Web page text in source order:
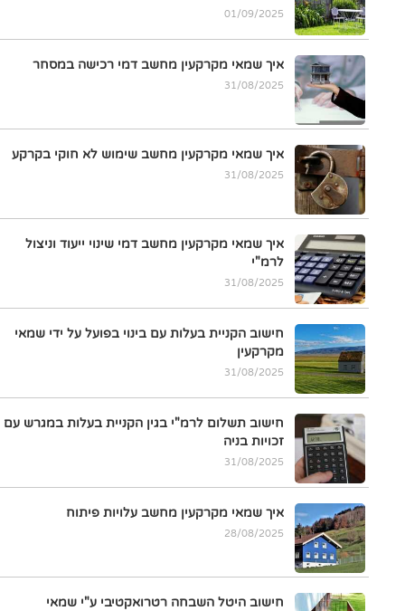
01/09/2025
איך שמאי מקרקעין מחשב דמי רכישה במסחר
31/08/2025
איך שמאי מקרקעין מחשב שימוש לא חוקי בקרקע
31/08/2025
איך שמאי מקרקעין מחשב דמי שינוי ייעוד וניצול
לרמ"י
31/08/2025
חישוב הקניית בעלות עם בינוי בפועל על ידי שמאי
מקרקעין
31/08/2025
חישוב תשלום לרמ"י בגין הקניית בעלות במגרש עם
זכויות בניה
31/08/2025
איך שמאי מקרקעין מחשב עלויות פיתוח
28/08/2025
חישוב היטל השבחה רטרואקטיבי ע"י שמאי